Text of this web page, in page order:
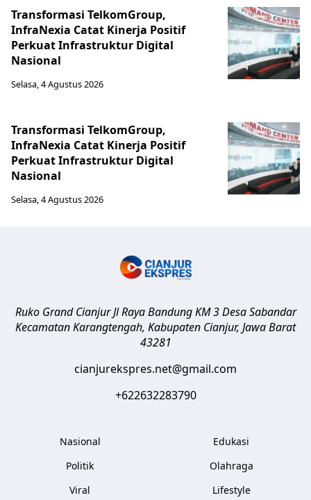
Transformasi TelkomGroup,
InfraNexia Catat Kinerja Positif
Perkuat Infrastruktur Digital
Nasional
Selasa, 4 Agustus 2026
Transformasi TelkomGroup,
InfraNexia Catat Kinerja Positif
Perkuat Infrastruktur Digital
Nasional
Selasa, 4 Agustus 2026
Ruko Grand Cianjur Jl Raya Bandung KM 3 Desa Sabandar
Kecamatan Karangtengah, Kabupaten Cianjur, Jawa Barat
43281
cianjurekspres.net@gmail.com
+622632283790
Nasional
Politik
Viral
Edukasi
Olahraga
Lifestyle